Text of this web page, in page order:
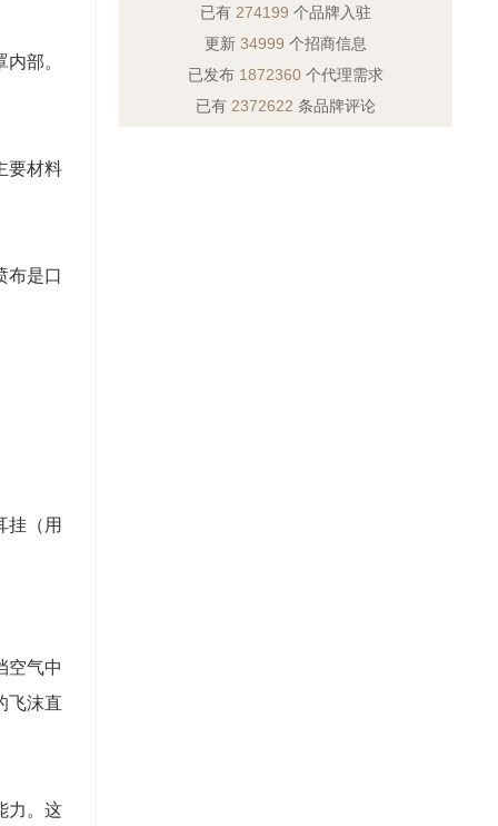
部。
要材料
布是口
挂（用
空气中
飞沫直
力。这
已有 274199 个品牌入驻
更新 34999 个招商信息
已发布 1872360 个代理需求
已有 2372622 条品牌评论